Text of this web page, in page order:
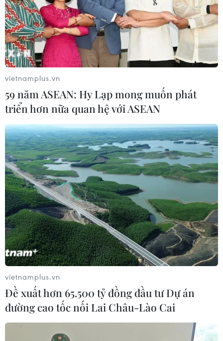
vietnamplus.vn
59 năm ASEAN: Hy Lạp mong muốn phát
triển hơn nữa quan hệ với ASEAN
vietnamplus.vn
Đề xuất hơn 65.500 tỷ đồng đầu tư Dự án
đường cao tốc nối Lai Châu-Lào Cai